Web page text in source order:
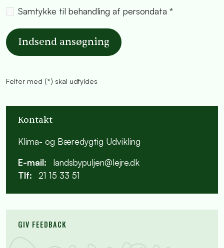
Samtykke til behandling af persondata *
Indsend ansøgning
Felter med (*) skal udfyldes
Kontakt
Klima- og Bæredygtig Udvikling
E-mail:
landsbypuljen@lejre.dk
Tlf:
21 15 33 51
GIV FEEDBACK